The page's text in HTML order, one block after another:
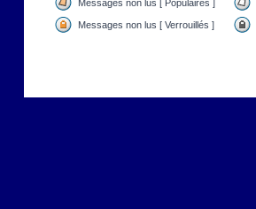
Messages non lus [ Populaires ]
Messages non lus [ Verrouillés ]